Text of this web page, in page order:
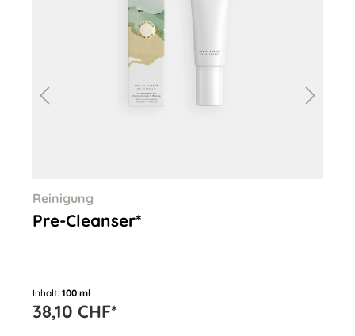
Reinigung
Pre-Cleanser*
Inhalt: 100 ml
38,10 CHF*